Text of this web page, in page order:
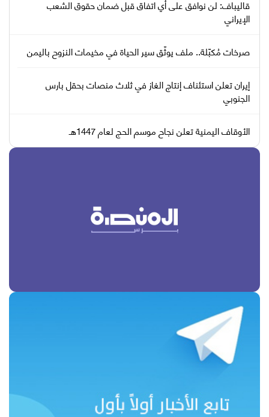
قاليباف: لن نوافق على أي اتفاق قبل ضمان حقوق الشعب
الإيراني
صرخات مُكبّلة.. ملف يوثّق سير الحياة في مخيمات النزوح باليمن
إيران تعلن استئناف إنتاج الغاز في ثلاث منصات بحقل بارس
الجنوبي
الأوقاف اليمنية تعلن نجاح موسم الحج لعام 1447هـ